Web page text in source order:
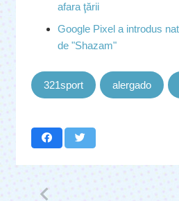
afara ţării
Google Pixel a introdus
de "Shazam"
321sport alergado